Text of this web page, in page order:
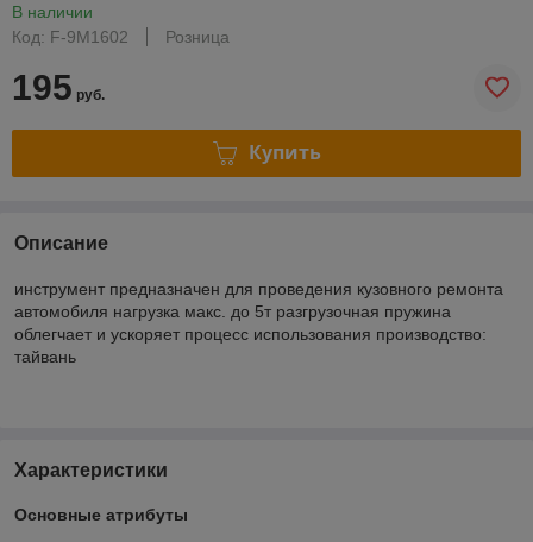
В наличии
Код: F-9M1602
Розница
195 руб.
Купить
Описание
инструмент предназначен для проведения кузовного ремонта
автомобиля нагрузка макс. до 5т разгрузочная пружина
облегчает и ускоряет процесс использования производство:
тайвань
Характеристики
Основные атрибуты